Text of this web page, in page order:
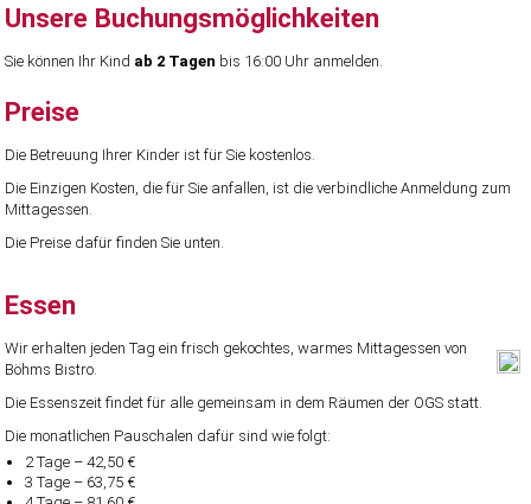
Unsere Buchungsmöglichkeiten
Sie können Ihr Kind ab 2 Tagen bis 16:00 Uhr anmelden.
Preise
Die Betreuung Ihrer Kinder ist für Sie kostenlos.
Die Einzigen Kosten, die für Sie anfallen, ist die verbindliche Anmeldung zum
Mittagessen.
Die Preise dafür finden Sie unten.
Essen
Wir erhalten jeden Tag ein frisch gekochtes, warmes Mittagessen von
Böhms Bistro.
Die Essenszeit findet für alle gemeinsam in dem Räumen der OGS statt.
Die monatlichen Pauschalen dafür sind wie folgt:
2 Tage – 42,50 €
3 Tage – 63,75 €